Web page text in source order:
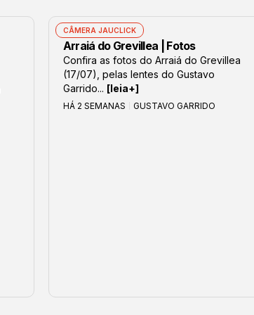
CÂMERA JAUCLICK
Arraiá do Grevillea | Fotos
Confira as fotos do Arraiá do Grevillea
(17/07), pelas lentes do Gustavo
Garrido... [leia+]
HÁ 2 SEMANAS GUSTAVO GARRIDO